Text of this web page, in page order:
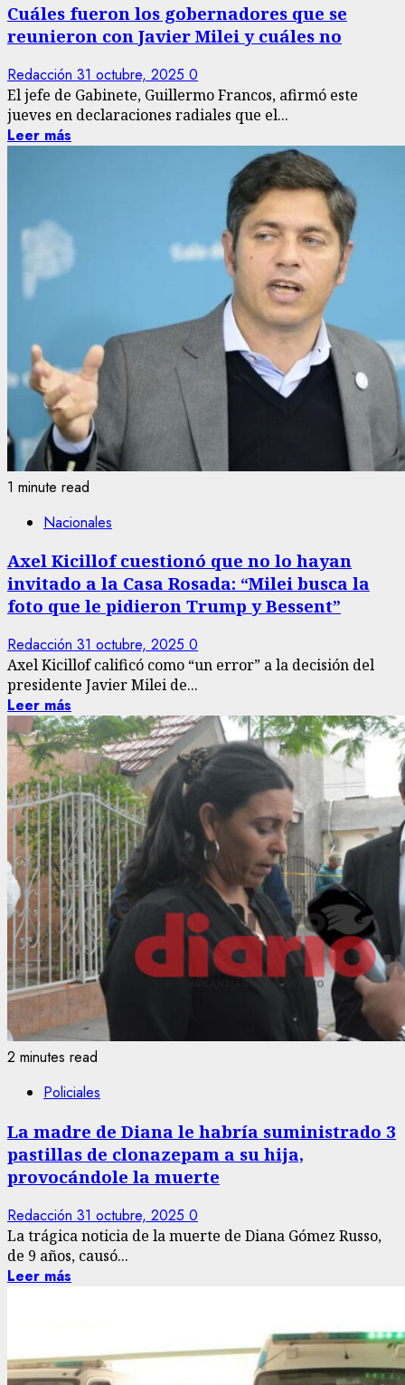
Cuáles fueron los gobernadores que se
reunieron con Javier Milei y cuáles no
Redacción 31 octubre, 2025 0
El jefe de Gabinete, Guillermo Francos, afirmó este
jueves en declaraciones radiales que el...
Leer más
1 minute read
Nacionales
Axel Kicillof cuestionó que no lo hayan
invitado a la Casa Rosada: “Milei busca la
foto que le pidieron Trump y Bessent”
Redacción 31 octubre, 2025 0
Axel Kicillof calificó como “un error” a la decisión del
presidente Javier Milei de...
Leer más
2 minutes read
Policiales
La madre de Diana le habría suministrado 3
pastillas de clonazepam a su hija,
provocándole la muerte
Redacción 31 octubre, 2025 0
La trágica noticia de la muerte de Diana Gómez Russo,
de 9 años, causó...
Leer más